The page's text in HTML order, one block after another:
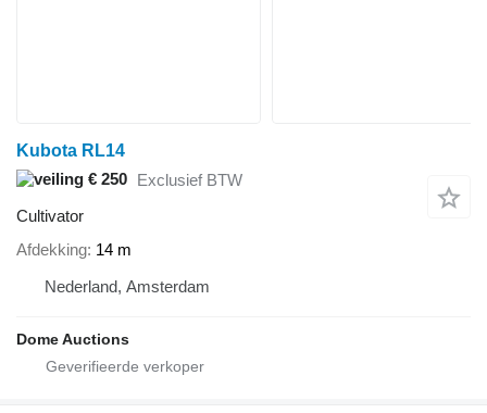
Kubota RL14
€ 250 Exclusief BTW
Cultivator
Afdekking 14 m
Nederland, Amsterdam
Dome Auctions